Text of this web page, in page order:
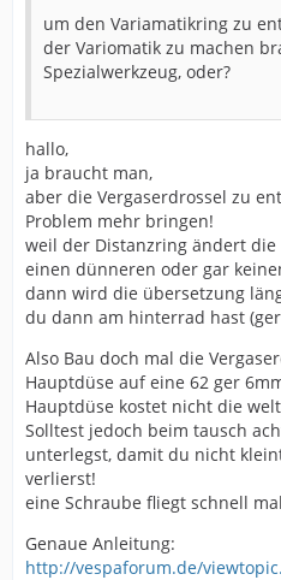
vorhanden sein)
7.) größeren Zylinder
normal gefahren werden
vergrößern und Kerzenbild
um den Variamatikring zu
der Variomatik zu machen
Spezialwerkzeug, oder?
hallo,
ja braucht man,
aber die Vergaserdrossel zu
Problem mehr bringen!
weil der Distanzring ändert
einen dünneren oder gar
dann wird die übersetzung
du dann am hinterrad hast
Also Bau doch mal die
Hauptdüse auf eine 62 ger
Hauptdüse kostet nicht die
Solltest jedoch beim tausch
unterlegst, damit du nicht
verlierst!
eine Schraube fliegt schnell
Genaue Anleitung:
http://vespaforum.de/